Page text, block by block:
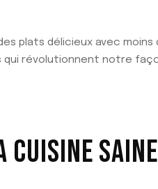
plats délicieux avec moins
qui révolutionnent notre
CUISINE SAINE